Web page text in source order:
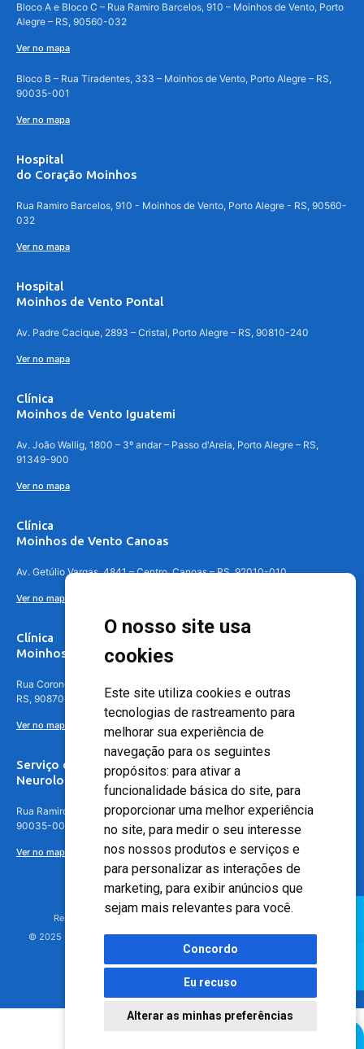
O nosso site usa
cookies
Este site utiliza cookies e outras
tecnologias de rastreamento para
melhorar sua experiência de
navegação para os seguintes
propósitos: para ativar a
funcionalidade básica do site, para
proporcionar uma melhor experiência
no site, para medir o seu interesse
nos nossos produtos e serviços e
para personalizar as interações de
marketing, para exibir anúncios que
sejam mais relevantes para você.
Concordo
Eu recuso
Alterar as minhas preferências
Bloco A e Bloco C – Rua Ramiro Barcelos, 910 – Moinhos de Vento, Porto
Alegre – RS, 90560-032
Ver no mapa
Bloco B – Rua Tiradentes, 333 – Moinhos de Vento, Porto Alegre – RS,
90035-001
Ver no mapa
Hospital
do Coração Moinhos
Rua Ramiro Barcelos, 910 - Moinhos de Vento, Porto Alegre - RS, 90560-
032
Ver no mapa
Hospital
Moinhos de Vento Pontal
Av. Padre Cacique, 2893 – Cristal, Porto Alegre – RS, 90810-240
Ver no mapa
Clínica
Moinhos de Vento Iguatemi
Av. João Wallig, 1800 – 3º andar – Passo d'Areia, Porto Alegre – RS,
91349-900
Ver no mapa
Clínica
Moinhos de Vento Canoas
Av. Getúlio Vargas, 4841 – Centro, Canoas – RS, 92010-010
Ver no mapa
Clínica
Moinhos de Vento - Teresópolis
Rua Coronel Aparício Borges, 250 - 3º andar - Teresópolis, Porto Alegre -
RS, 90870-016
Ver no mapa
Serviço de
Neurologia
Rua Ramiro Barcelos, 630 – 5º andar – Floresta, Porto Alegre – RS,
90035-001
Ver no mapa
Responsável Técnico: Dr. Luiz Antonio Nasi - CREMERS 11217
© 2025 - Hospital Moinhos de Vento - Registro Empresa (CRM-RS): 425